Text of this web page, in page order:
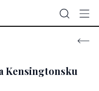
Kensingtonsku